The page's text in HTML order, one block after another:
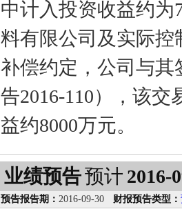
中计入投资收益约为
料有限公司及实际
补偿约定，公司与
告2016-110），该
益约8000万元。
业绩预告预计 2016-
预告报告期： 2016-09-30 财报预告类型：